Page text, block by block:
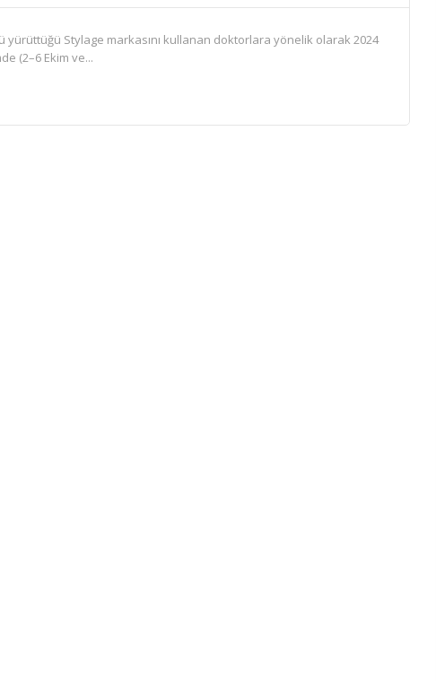
yürüttüğü Stylage markasını kullanan doktorlara yönelik olarak 2024
(2–6 Ekim ve...